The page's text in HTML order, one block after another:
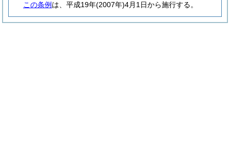
この条例 は、平成19年(2007年)4月1日から施行する。